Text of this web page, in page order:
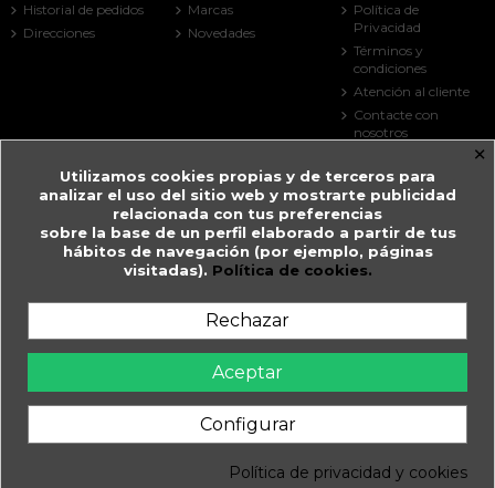
Historial de pedidos
Direcciones
Marcas
Novedades
Política de
Privacidad
Términos y
condiciones
Atención al cliente
Contacte con
nosotros
Tiendas
Farmacia Guitart
Prat de la Creu, 59
Andorra
+376 825 033
farmaciaguitart@andorra.ad
Farmàcia Guitart en Andorra la Vella.
×
Utilizamos cookies propias y de terceros para
analizar el uso del sitio web y mostrarte publicidad
relacionada con tus preferencias
sobre la base de un perfil elaborado a partir de tus
hábitos de navegación (por ejemplo, páginas
visitadas). Política de cookies.
Rechazar
Aceptar
Configurar
Política de privacidad y cookies